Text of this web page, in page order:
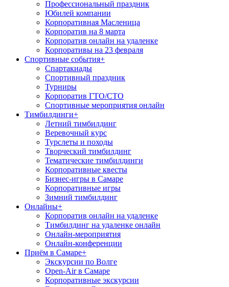
Профессиональный праздник
Юбилей компании
Корпоративная Масленица
Корпоратив на 8 марта
Корпоратив онлайн на удаленке
Корпоративы на 23 февраля
Спортивные события+
Спартакиады
Спортивный праздник
Турниры
Корпоратив ГТО/СТО
Спортивные мероприятия онлайн
Тимбилдинги+
Летний тимбилдинг
Веревочный курс
Турслеты и походы
Творческий тимбилдинг
Тематические тимбилдинги
Корпоративные квесты
Бизнес-игры в Самаре
Корпоративные игры
Зимний тимбилдинг
Онлайны+
Корпоратив онлайн на удаленке
Тимбилдинг на удаленке онлайн
Онлайн-мероприятия
Онлайн-конференции
Приём в Самаре+
Экскурсии по Волге
Open-Air в Самаре
Корпоративные экскурсии